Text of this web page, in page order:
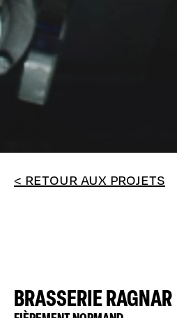
< RETOUR AUX PROJETS
BRASSERIE RAGNAR